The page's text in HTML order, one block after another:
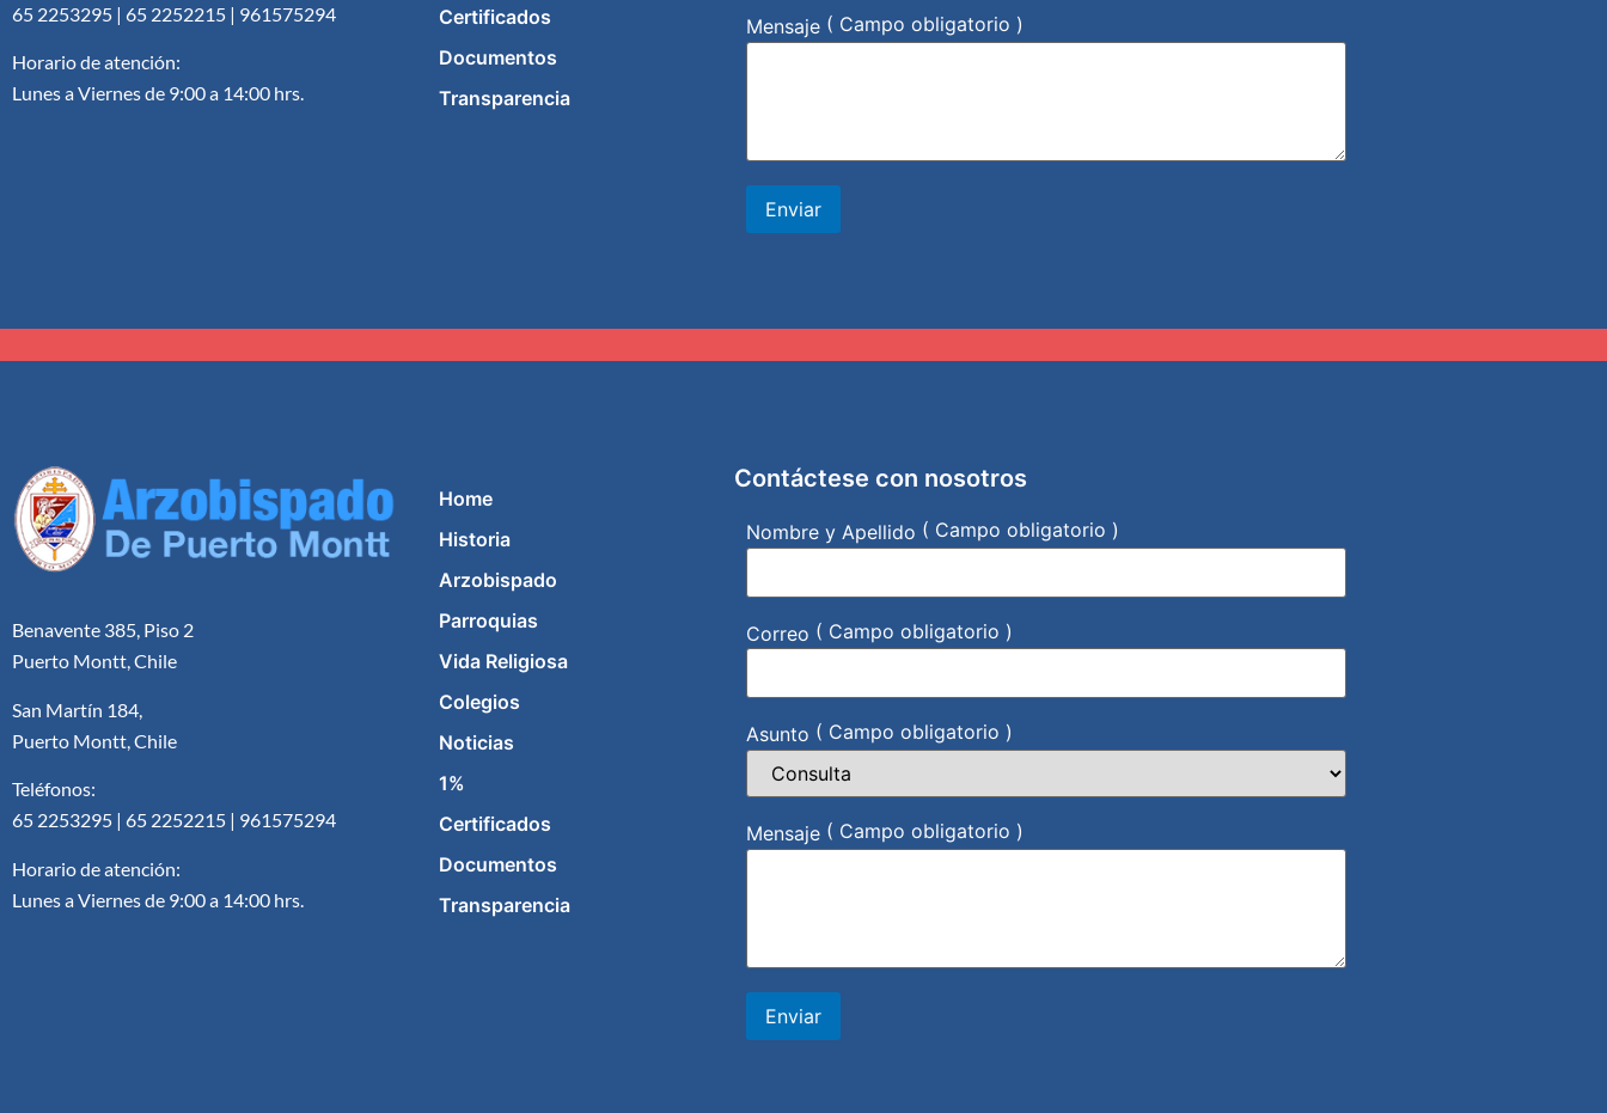
65 2253295 | 65 2252215 | 961575294
Horario de atención:
Lunes a Viernes de 9:00 a 14:00 hrs.
Certificados
Documentos
Transparencia
Mensaje ( Campo obligatorio )
Enviar
Benavente 385, Piso 2
Puerto Montt, Chile
San Martín 184,
Puerto Montt, Chile
Teléfonos:
65 2253295 | 65 2252215 | 961575294
Horario de atención:
Lunes a Viernes de 9:00 a 14:00 hrs.
Home
Historia
Arzobispado
Parroquias
Vida Religiosa
Colegios
Noticias
1%
Certificados
Documentos
Transparencia
Contáctese con nosotros
Nombre y Apellido ( Campo obligatorio )
Correo ( Campo obligatorio )
Asunto ( Campo obligatorio )
Mensaje ( Campo obligatorio )
Enviar